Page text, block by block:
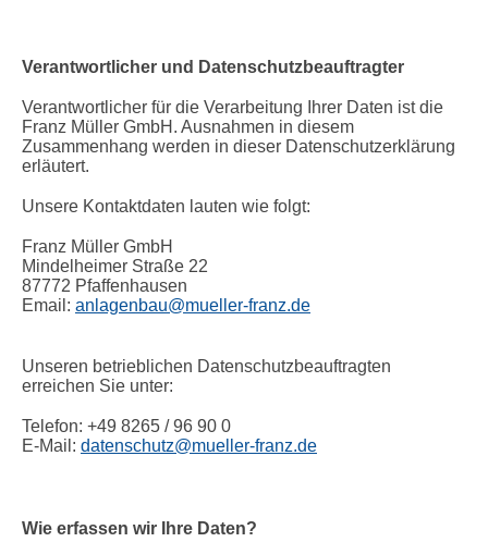
Verantwortlicher und Datenschutzbeauftragter
Verantwortlicher für die Verarbeitung Ihrer Daten ist die
Franz Müller GmbH. Ausnahmen in diesem
Zusammenhang werden in dieser Datenschutzerklärung
erläutert.
Unsere Kontaktdaten lauten wie folgt:
Franz Müller GmbH
Mindelheimer Straße 22
87772 Pfaffenhausen
Email: anlagenbau@mueller-franz.de
Unseren betrieblichen Datenschutzbeauftragten
erreichen Sie unter:
Telefon: +49 8265 / 96 90 0
E-Mail: datenschutz@mueller-franz.de
Wie erfassen wir Ihre Daten?